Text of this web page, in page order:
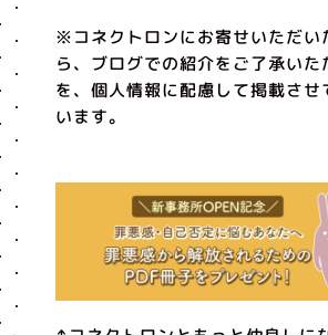
※コネクトロンにお寄せいただい
ら、ブログでの紹介をご了承いた
を、個人情報に配慮して掲載させ
います。